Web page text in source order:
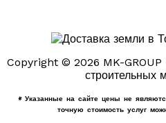
Copyright © 2026 MK-GROUP
строительных
* Указанные на сайте цены не
точную стоимость услуг